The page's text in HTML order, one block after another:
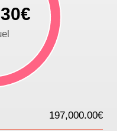
197,000.00€